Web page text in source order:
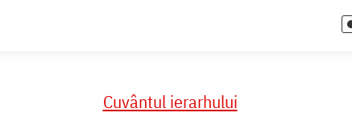
Cuvântul ierarhului